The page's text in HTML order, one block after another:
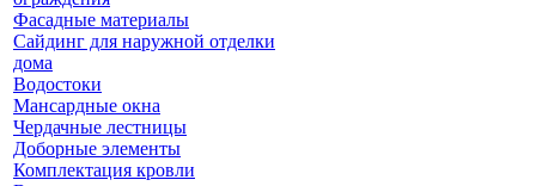
Фасадные материалы
Сайдинг для наружной отделки
дома
Водостоки
Мансардные окна
Чердачные лестницы
Доборные элементы
Комплектация кровли